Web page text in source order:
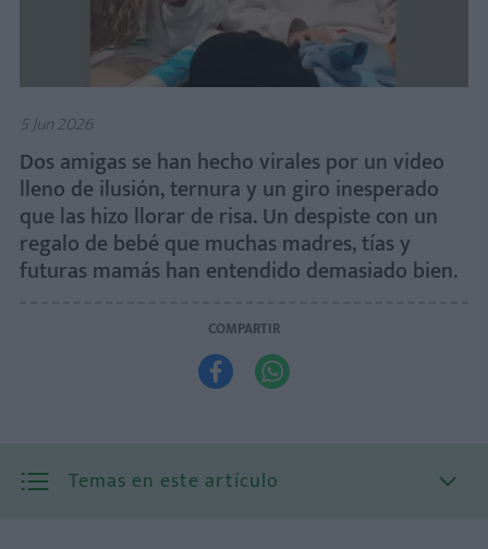
5 Jun 2026
Dos amigas se han hecho virales por un video
lleno de ilusión, ternura y un giro inesperado
que las hizo llorar de risa. Un despiste con un
regalo de bebé que muchas madres, tías y
futuras mamás han entendido demasiado bien.
COMPARTIR
 
Temas en este artículo